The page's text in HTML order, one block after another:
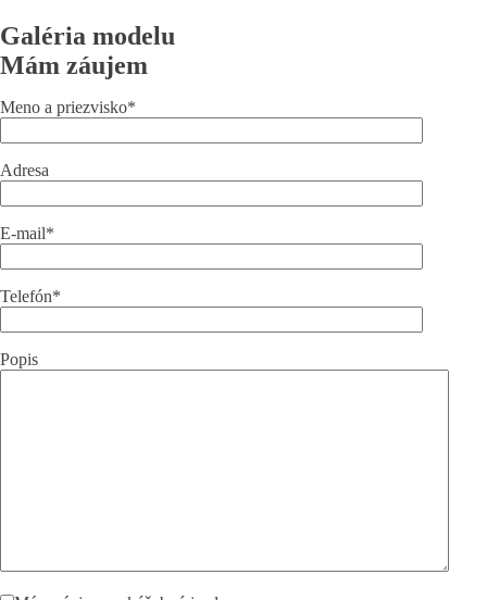
Galéria modelu
Mám záujem
Meno a priezvisko*
Adresa
E-mail*
Telefón*
Popis